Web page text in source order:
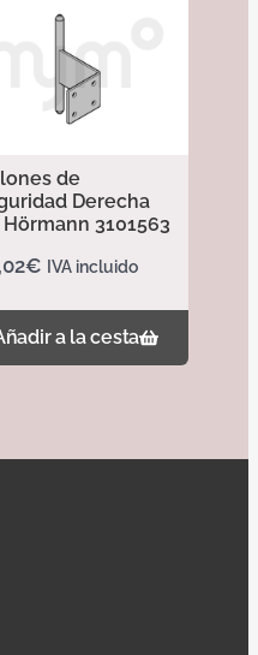
de
Derecha
3101563
€ IVA incluido
a la cesta